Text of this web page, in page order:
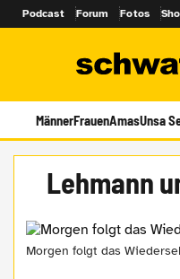
Podcast Forum Fotos
MännerFrauenAmasUnsa
Lehmann
Morgen folgt das